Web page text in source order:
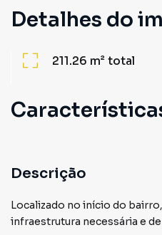
Detalhes do
211.26 m²total
Descrição
Localizado no início do
infraestrutura necessária e